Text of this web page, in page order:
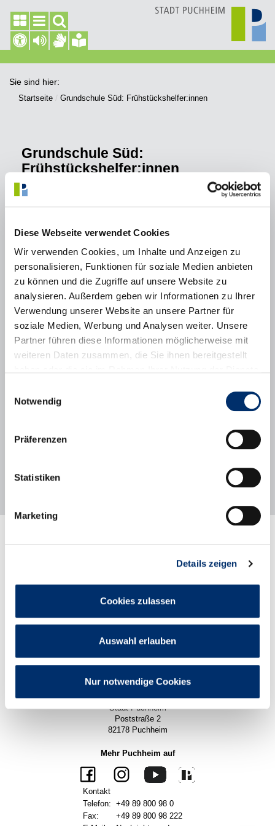
Diese Webseite verwendet Cookies
Wir verwenden Cookies, um Inhalte und Anzeigen zu
personalisieren, Funktionen für soziale Medien anbieten
zu können und die Zugriffe auf unsere Website zu
analysieren. Außerdem geben wir Informationen zu Ihrer
Verwendung unserer Website an unsere Partner für
soziale Medien, Werbung und Analysen weiter. Unsere
Partner führen diese Informationen möglicherweise mit
weiteren Daten zusammen, die Sie ihnen bereitgestellt
Notwendig
Präferenzen
Statistiken
Marketing
Details zeigen
Cookies zulassen
Auswahl erlauben
Nur notwendige Cookies
Sie sind hier:
Startseite Grundschule Süd: Frühstückshelfer:innen
Grundschule Süd:
Frühstückshelfer:innen
Wir suchen Sie!
Wann:
einen Tag pro Woche oder als Vertretung
Uhrzeit: ca. 7-8 Uhr
Voraussetzungen:
Spaß am Umgang mit Kindern
Sie stehen gerne früh auf
Mit Ihrem ehrenamtlichen Einsatz ermöglichen Sie Kindern, die
Ansprechpartnerin:
Tel.: 089/804288
Karriere
Pressemitteilungen
Impressum
Datenschutz
Datenschutzeinstellungen
Sitemap
Seitenanfang
Impressum Puchheim App
Stadt Puchheim
Poststraße 2
82178 Puchheim
Mehr Puchheim auf
Kontakt
Telefon: +49 89 800 98 0
Fax:
+49 89 800 98 222